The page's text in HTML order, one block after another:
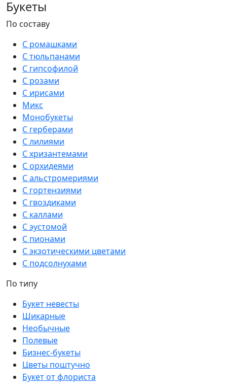
Букеты
По составу
С ромашками
С тюльпанами
С гипсофилой
С розами
С ирисами
Микс
Монобукеты
С герберами
С лилиями
С хризантемами
С орхидеями
С альстромериями
С гортензиями
С гвоздиками
С каллами
С эустомой
С пионами
С экзотическими цветами
С подсолнухами
По типу
Букет невесты
Шикарные
Необычные
Полевые
Бизнес-букеты
Цветы поштучно
Букет от флориста